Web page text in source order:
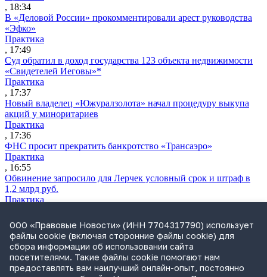
, 18:34
В «Деловой России» прокомментировали арест руководства
«Эфко»
Практика
, 17:49
Суд обратил в доход государства 123 объекта недвижимости
«Свидетелей Иеговы»*
Практика
, 17:37
Новый владелец «Южуралзолота» начал процедуру выкупа
акций у миноритариев
Практика
, 17:36
ФНС просит прекратить банкротство «Трансаэро»
Практика
, 16:55
Обвинение запросило для Лерчек условный срок и штраф в
1,2 млрд руб.
Практика
Суд подтвердил право фермера на выкуп арендуемого
сельхозучастка
Практика
, 15:49
ВС разъяснил, кто несет ответственность за ДТП при ремонте
дороги
ООО «Правовые Новости» (ИНН 7704317790) использует
файлы cookie (включая сторонние файлы cookie) для
сбора информации об использовании сайта
посетителями. Такие файлы cookie помогают нам
предоставлять вам наилучший онлайн-опыт, постоянно